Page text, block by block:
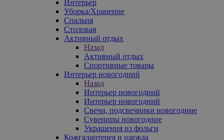
Интерьер
Уборка/Хранение
Спальня
Столовая
Активный отдых
Назад
Активный отдых
Спортивные товары
Интерьер новогодний
Назад
Интерьер новогодний
Интерьер новогодний
Свечи, подсвечники новогодние
Сувениры новогодние
Украшения из фольги
Кожгалантерея и одежда